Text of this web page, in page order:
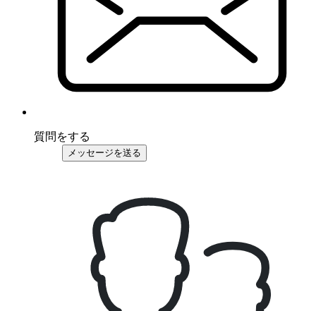
質問をする
メッセージを送る